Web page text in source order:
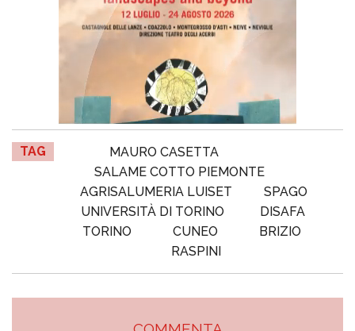
TAG
MAURO CASETTA
SALAME COTTO PIEMONTE
AGRISALUMERIA LUISET
SPAGO
UNIVERSITÀ DI TORINO
DISAFA
TORINO
CUNEO
BRIZIO
RASPINI